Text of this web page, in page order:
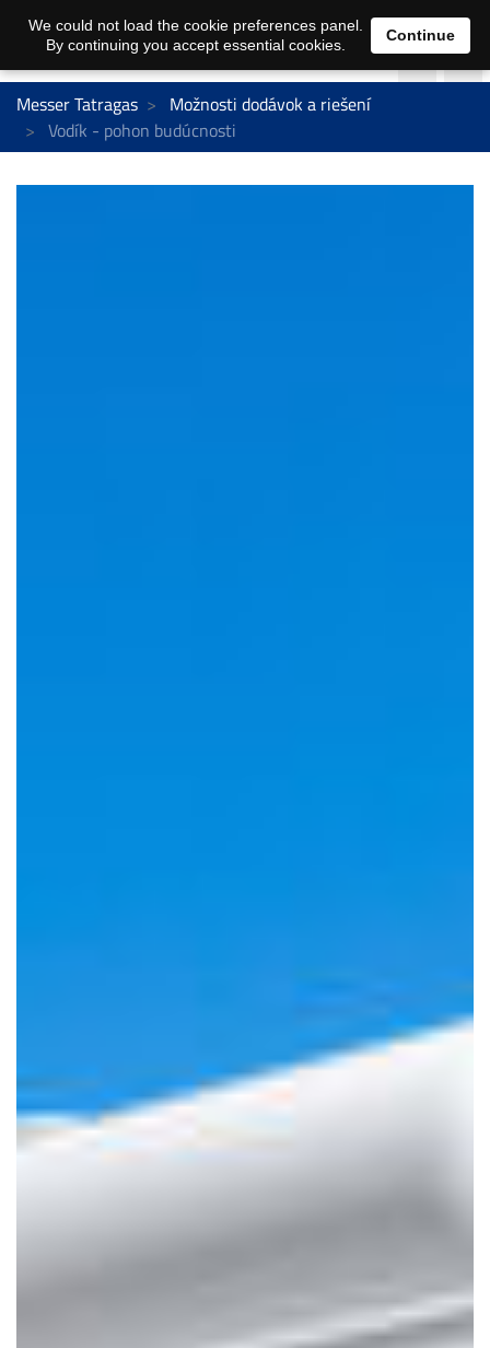
Messer Tatragas
Možnosti dodávok a riešení
Vodík - pohon budúcnosti
We could not load the cookie preferences panel.
By continuing you accept essential cookies.
Continue